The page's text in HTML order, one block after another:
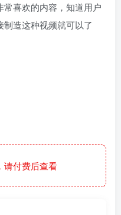
喜欢的内容，知道用户
制造这种视频就可以了
付费后查看